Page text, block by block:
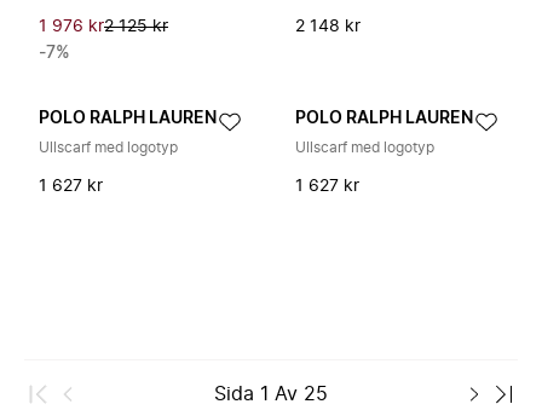
1 976 kr2 125 kr
-7%
2 148 kr
POLO RALPH LAUREN
Ullscarf med logotyp
1 627 kr
POLO RALPH LAUREN
Ullscarf med logotyp
1 627 kr
Sida 1 Av 25